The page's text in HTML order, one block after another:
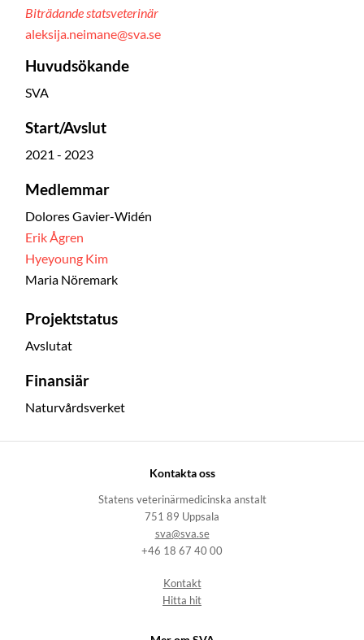
Biträdande statsveterinär
aleksija.neimane@sva.se
Huvudsökande
SVA
Start/Avslut
2021 - 2023
Medlemmar
Dolores Gavier-Widén
Erik Ågren
Hyeyoung Kim
Maria Nöremark
Projektstatus
Avslutat
Finansiär
Naturvårdsverket
Kontakta oss
Statens veterinärmedicinska anstalt
751 89 Uppsala
sva@sva.se
+46 18 67 40 00
Kontakt
Hitta hit